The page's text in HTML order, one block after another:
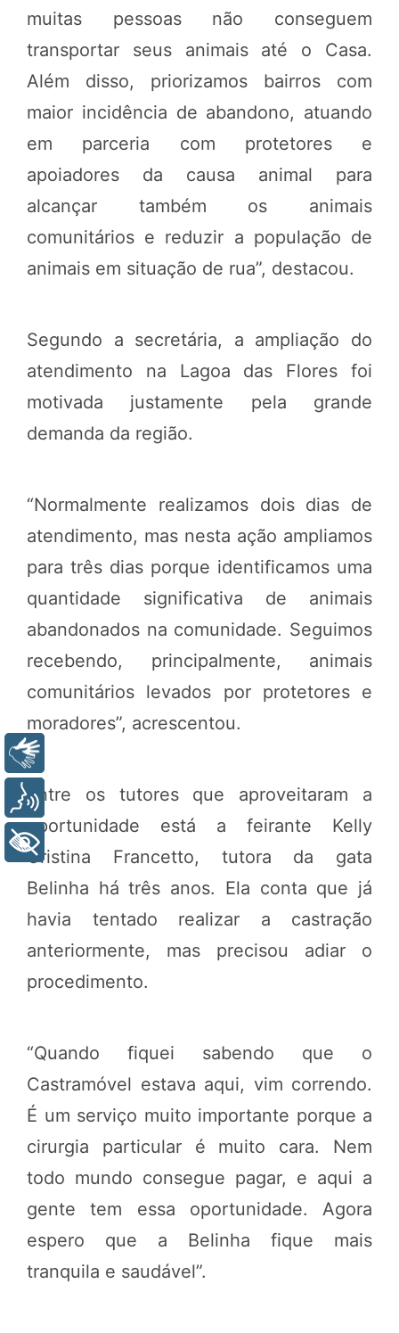
muitas pessoas não conseguem
transportar seus animais até o Casa.
Além disso, priorizamos bairros com
maior incidência de abandono, atuando
em parceria com protetores e
apoiadores da causa animal para
alcançar também os animais
comunitários e reduzir a população de
animais em situação de rua”, destacou.
Segundo a secretária, a ampliação do
atendimento na Lagoa das Flores foi
motivada justamente pela grande
demanda da região.
“Normalmente realizamos dois dias de
atendimento, mas nesta ação ampliamos
para três dias porque identificamos uma
quantidade significativa de animais
abandonados na comunidade. Seguimos
recebendo, principalmente, animais
comunitários levados por protetores e
moradores”, acrescentou.
Entre os tutores que aproveitaram a
oportunidade está a feirante Kelly
Cristina Francetto, tutora da gata
Belinha há três anos. Ela conta que já
havia tentado realizar a castração
anteriormente, mas precisou adiar o
procedimento.
“Quando fiquei sabendo que o
Castramóvel estava aqui, vim correndo.
É um serviço muito importante porque a
cirurgia particular é muito cara. Nem
todo mundo consegue pagar, e aqui a
gente tem essa oportunidade. Agora
espero que a Belinha fique mais
tranquila e saudável”.
Voz